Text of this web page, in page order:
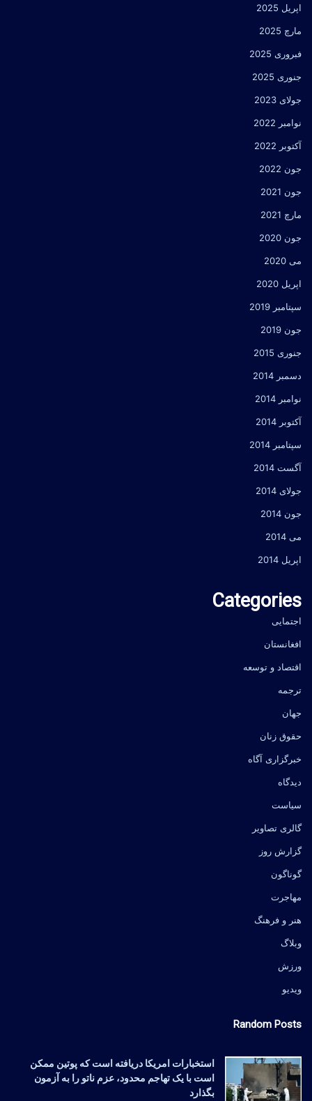
اپریل 2025
مارچ 2025
فبروری 2025
جنوری 2025
جولای 2023
نوامبر 2022
آکتوبر 2022
جون 2022
جون 2021
مارچ 2021
جون 2020
می 2020
اپریل 2020
سپتامبر 2019
جون 2019
جنوری 2015
دسمبر 2014
نوامبر 2014
آکتوبر 2014
سپتامبر 2014
آگست 2014
جولای 2014
جون 2014
می 2014
اپریل 2014
Categories
اجتمایی
افغانستان
اقتصاد و توسعه
ترجمه
جهان
حقوق زنان
خبرگزاری آگاه
دیدگاه
سیاست
گالری تصاویر
گزارش روز
گوناگون
مهاجرت
هنر و فرهنگ
وبلاگ
ورزش
ویدیو
Random Posts
استخبارات امریکا دریافته است که پوتین ممکن
است با یک تهاجم محدود، عزم ناتو را به آزمون
بگذارد